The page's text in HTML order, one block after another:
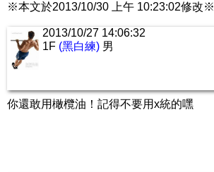
※本文於2013/10/30 上午 10:23:02修改※
2013/10/27 14:06:32
1F (黑白練) 男
你還敢用橄欖油！記得不要用x統的嘿